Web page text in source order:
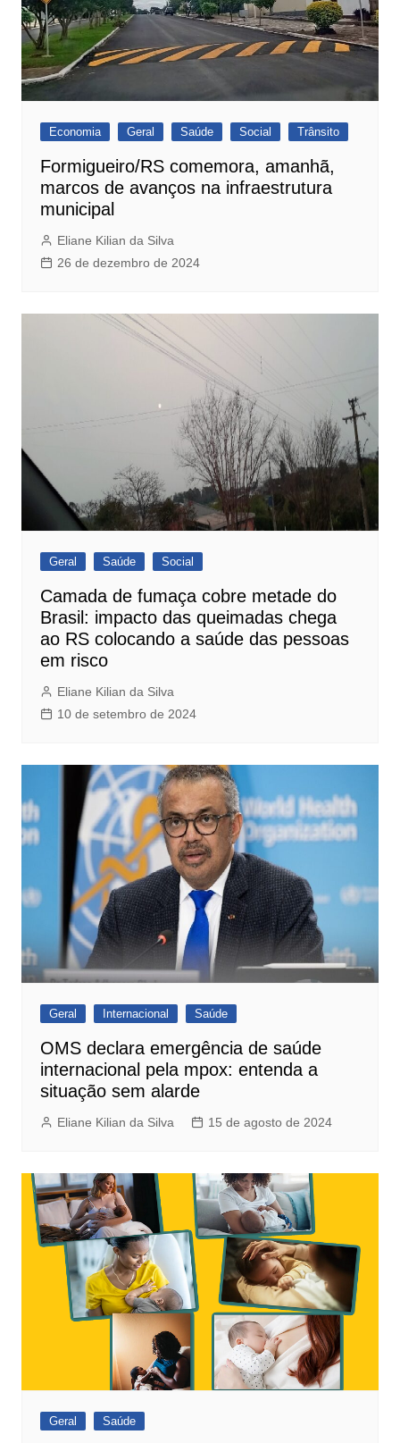
Economia Geral Saúde Social Trânsito
Formigueiro/RS comemora, amanhã,
marcos de avanços na infraestrutura
municipal
Eliane Kilian da Silva
26 de dezembro de 2024
Geral Saúde Social
Camada de fumaça cobre metade do
Brasil: impacto das queimadas chega
ao RS colocando a saúde das pessoas
em risco
Eliane Kilian da Silva
10 de setembro de 2024
Geral Internacional Saúde
OMS declara emergência de saúde
internacional pela mpox: entenda a
situação sem alarde
Eliane Kilian da Silva 15 de agosto de 2024
Geral Saúde